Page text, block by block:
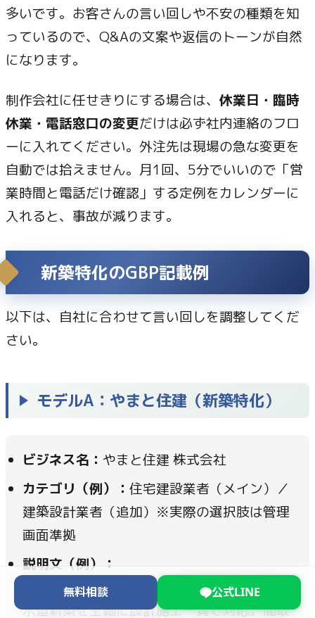
多いです。お客さんの言い回しや不安の種類を知
っているので、Q&Aの文案や返信のトーンが自然
になります。
制作会社に任せきりにする場合は、 休業日・臨時
休業・電話窓口の変更だけは必ず社内連絡のフロ
ーに入れてください。外注先は現場の急な変更を
自動では拾えません。月1回、5分でいいので「営
業時間と電話だけ確認」する定例をカレンダーに
入れると、事故が減ります。
新築特化のGBP記載例
以下は、自社に合わせて言い回しを調整してくだ
さい。
モデルA：やまと住建（新築特化）
ビジネス名： やまと住建 株式会社
カテゴリ（例）： 住宅建設業者（メイン）／
建築設計業者（追加）※実際の選択肢は管理
画面準拠
説明文（例）：
○○市・△△市を中心に、耐震等級3相当の
木造新築を主軸に設計施工一貫で対応。間取
無料相談 公式LINE